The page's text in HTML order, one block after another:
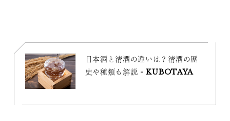
日本酒と清酒の違いは？清酒の歴
史や種類も解説 - KUBOTAYA